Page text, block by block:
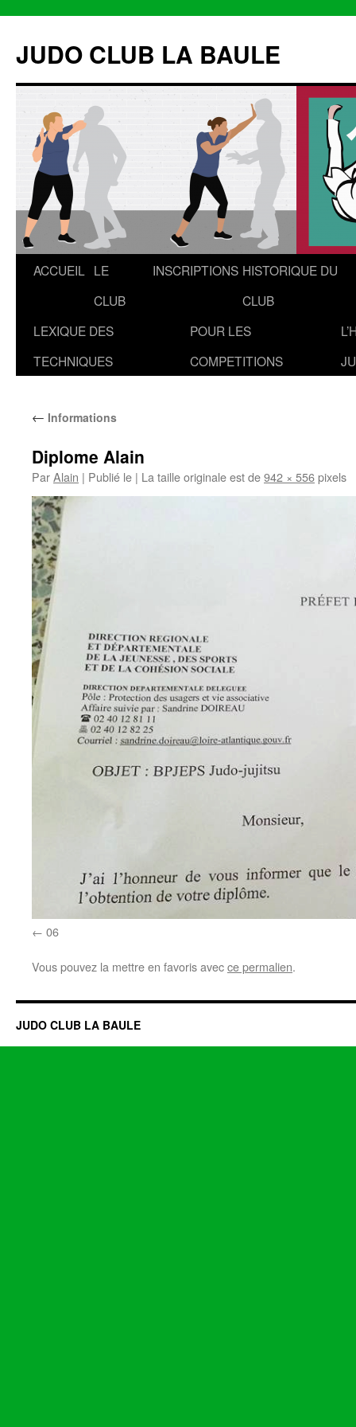
JUDO CLUB LA BAULE
ACCUEIL LE
CLUB
INSCRIPTIONS HISTORIQUE DU
CLUB
LEXIQUE DES
TECHNIQUES
POUR LES
COMPETITIONS
← Informations
Diplome Alain
ParAlain | Publié le | La taille originale est de942 × 556pixels
06
Vous pouvez la mettre en favoris avecce permalien.
JUDO CLUB LA BAULE